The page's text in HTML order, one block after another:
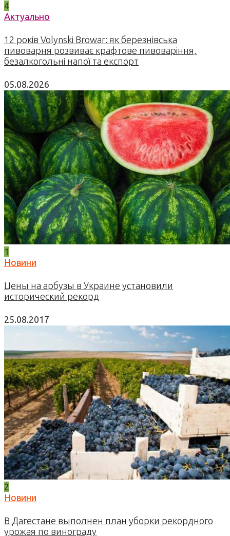
4
Актуально
12 років Volynski Browar: як березнівська
пивоварня розвиває крафтове пивоваріння,
безалкогольні напої та експорт
05.08.2026
1
Новини
Цены на арбузы в Украине установили
исторический рекорд
25.08.2017
2
Новини
В Дагестане выполнен план уборки рекордного
урожая по винограду